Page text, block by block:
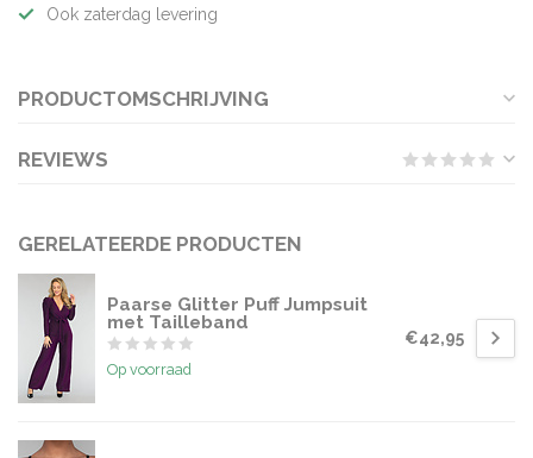
Ook zaterdag levering
PRODUCTOMSCHRIJVING
REVIEWS
GERELATEERDE PRODUCTEN
Paarse Glitter Puff Jumpsuit
met Tailleband
Op voorraad
€42,95